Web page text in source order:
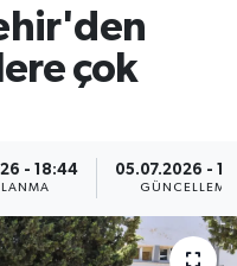
çok
- 18:44 05.07.2026 -
GÜNCELLEME
Fikstür